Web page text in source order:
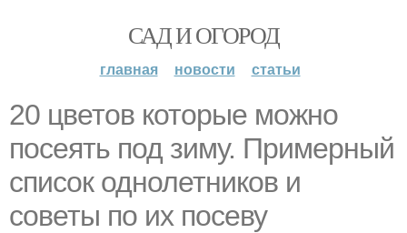
САД И ОГОРОД
главная новости статьи
20 цветов которые можно
посеять под зиму. Примерный
список однолетников и
советы по их посеву